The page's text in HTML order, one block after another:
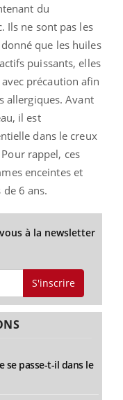
du
Ils ne sont pas les
que les huiles
puissants, elles
précaution afin
allergiques. Avant
il est
dans le creux
rappel, ces
enceintes et
6 ans.
à la newsletter
S'inscrire
se passe-t-il dans le